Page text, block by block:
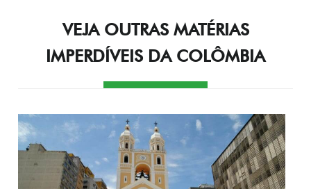
VEJA OUTRAS MATÉRIAS
IMPERDÍVEIS DA COLÔMBIA